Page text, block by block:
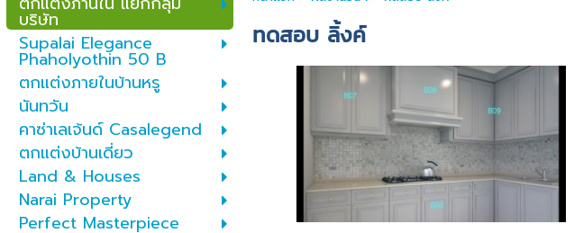
บริษัท
Supalai Elegance
Phaholyothin 50 B
ตกแต่งภายในบ้านหรู
นันทวัน
คาซ่าเลเจ้นด์ Casalegend
ตกแต่งบ้านเดี่ยว
Land & Houses
Narai Property
Perfect Masterpiece
ทดสอบ ลิ้งค์